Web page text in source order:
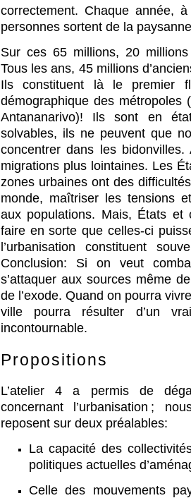
correctement. Chaque année,
personnes sortent de la
Sur ces 65 millions, 20
Tous les ans, 45 millions
Ils constituent là le premier
démographique des
Antananarivo)! Ils sont en
solvables, ils ne peuvent que
concentrer dans les
migrations plus lointaines. Les
zones urbaines ont des
monde, maîtriser les tensions
aux populations. Mais, États et
faire en sorte que celles-ci
l’urbanisation constituent
Conclusion: Si on veut
s’attaquer aux sources même
de l’exode. Quand on pourra
ville pourra résulter d’un
incontournable.
Propositions
L’atelier 4 a permis de
concernant l’urbanisation ;
reposent sur deux préalables:
La capacité des
politiques actuelles
Celle des mouvements